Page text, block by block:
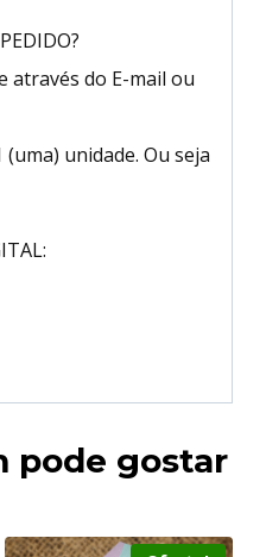
através do E-mail ou
unidade. Ou seja
pode gostar